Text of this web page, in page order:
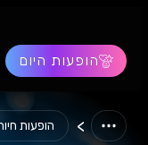
הופעות היום
> הופעות